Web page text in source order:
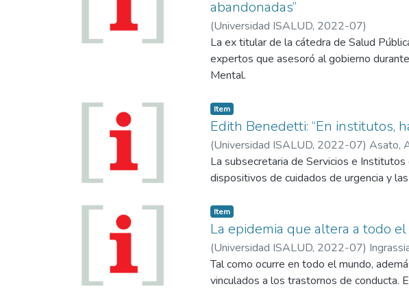
abandonadas”
(Universidad ISALUD, 2022-07)
La ex titular de la cátedra de Salud
expertos que asesoró al gobierno
Mental.
Item
Edith Benedetti: “En institutos,
(Universidad ISALUD, 2022-07) Asato,
La subsecretaria de Servicios e
dispositivos de cuidados de urgencia y
Item
La epidemia que altera a todo
(Universidad ISALUD, 2022-07)
Tal como ocurre en todo el mundo,
vinculados a los trastornos de conducta.